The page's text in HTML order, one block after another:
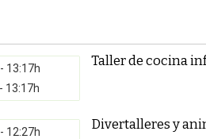
13:17h
13:17h
Taller de cocina
12:27h
Divertalleres y